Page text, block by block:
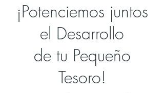
¡Potenciemos juntos
el Desarrollo
de tu Pequeño
Tesoro!